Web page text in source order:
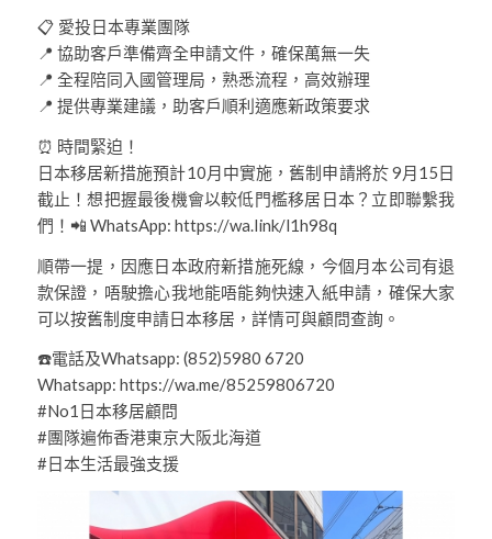
📋 愛投日本專業團隊
📍 協助客戶準備齊全申請文件，確保萬無一失
📍 全程陪同入國管理局，熟悉流程，高效辦理
📍 提供專業建議，助客戶順利適應新政策要求
⏰ 時間緊迫！
日本移居新措施預計10月中實施，舊制申請將於 9月15日
截止！想把握最後機會以較低門檻移居日本？立即聯繫我
們！📲 WhatsApp: https://wa.link/l1h98q
順帶一提，因應日本政府新措施死線，今個月本公司有退
款保證，唔駛擔心我地能唔能夠快速入紙申請，確保大家
可以按舊制度申請日本移居，詳情可與顧問查詢。
☎️電話及Whatsapp: (852)5980 6720
Whatsapp: https://wa.me/85259806720
#No1日本移居顧問
#團隊遍佈香港東京大阪北海道
#日本生活最強支援